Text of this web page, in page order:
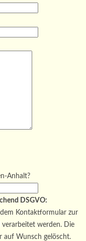
Anhalt?
DSGVO:
Kontaktformular zur
werden. Die
auf Wunsch gelöscht.